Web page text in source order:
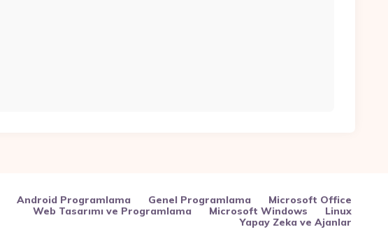
Android Programlama Genel Programlama
Microsoft Office
Web Tasarımı ve Programlama
Microsoft Windows
Linux
Yapay Zeka ve Ajanlar